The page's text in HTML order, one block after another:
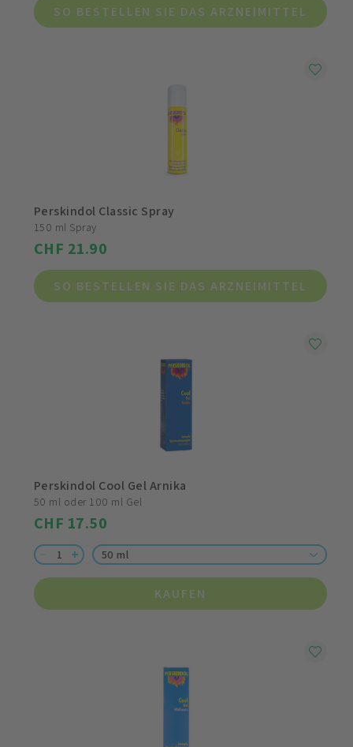
SO BESTELLEN SIE DAS ARZNEIMITTEL
Perskindol Classic Spray
150 ml Spray
CHF 21.90
SO BESTELLEN SIE DAS ARZNEIMITTEL
Perskindol Cool Gel Arnika
50 ml oder 100 ml Gel
CHF 17.50
50 ml
KAUFEN